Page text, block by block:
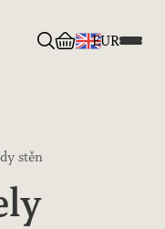
& Garden EUR
stěn